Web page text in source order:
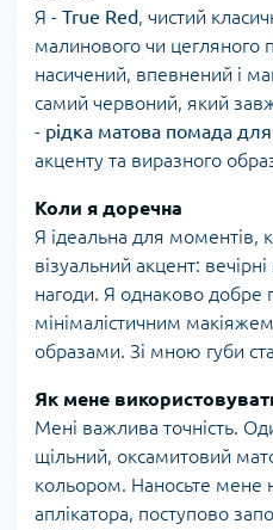
Я - True Red, чистий
малинового чи цегляного
насичений, впевнений і
самий червоний, який
- рідка матова помада для
акценту та виразного
Коли я доречна
Я ідеальна для моментів,
візуальний акцент:
нагоди. Я однаково добре
мінімалістичним
образами. Зі мною губи
Як мене
Мені важлива точність.
щільний, оксамитовий
кольором. Наносьте мене
аплікатора, поступово